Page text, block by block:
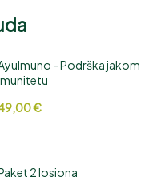
- Podrška
€
2 losiona